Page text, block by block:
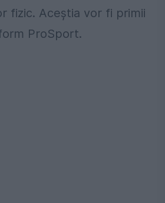
fizic. Aceștia vor fi primii
ProSport.